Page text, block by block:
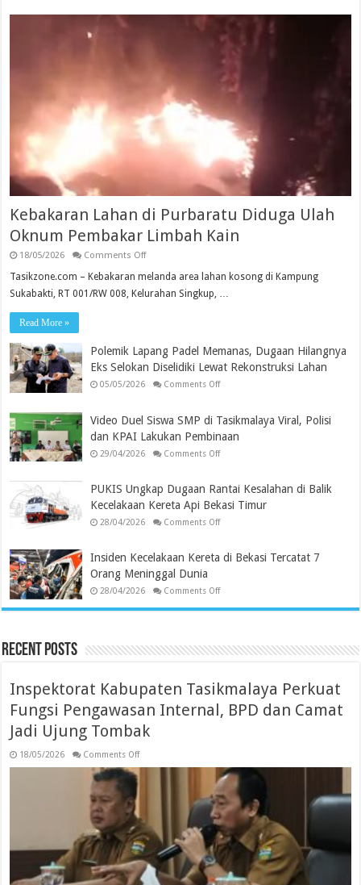
Kebakaran Lahan di Purbaratu Diduga Ulah
Oknum Pembakar Limbah Kain
18/05/2026 Comments Offon
Lahan
Purbaratu
Limbah
Kain
Tasikzone.com – Kebakaran melanda area lahan kosong di Kampung
Sukabakti, RT 001/RW 008, Kelurahan Singkup, …
Read More »
Polemik Lapang Padel Memanas, Dugaan Hilangnya
Eks Selokan Diselidiki Lewat Rekonstruksi Lahan
05/05/2026 Comments Offon
Memanas,
Hilangnya
Eks
Rekonstruksi
Lahan
Video Duel Siswa SMP di Tasikmalaya Viral, Polisi
dan KPAI Lakukan Pembinaan
29/04/2026 Comments Offon
SMP
di
Tasikmalaya
Viral,
Lakukan
PUKIS Ungkap Dugaan Rantai Kesalahan di Balik
Kecelakaan Kereta Api Bekasi Timur
28/04/2026 Comments Offon
Rantai
Balik
Kereta
Insiden Kecelakaan Kereta di Bekasi Tercatat 7
Orang Meninggal Dunia
28/04/2026 Comments Offon
Kecelakaan
Tercatat
7
Dunia
Recent Posts
Inspektorat Kabupaten Tasikmalaya Perkuat
Fungsi Pengawasan Internal, BPD dan Camat
Jadi Ujung Tombak
18/05/2026 Comments Offon
Internal,
BPD
dan
Camat
Jadi
Ujung
Tombak